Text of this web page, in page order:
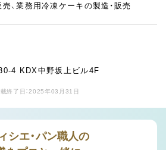
、業務用冷凍ケーキの製造・販売
4 KDX中野坂上ビル4F
終了日：2025年03月31日
シエ・パン職人の